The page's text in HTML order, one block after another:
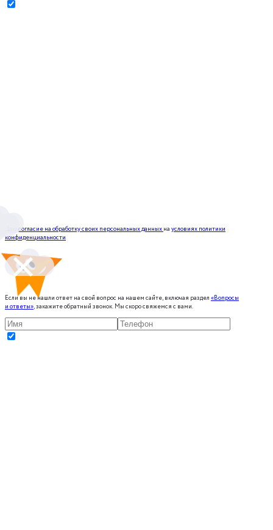
согласие на обработку своих персональных данных на условиях политики
конфиденциальности
Если вы не нашли ответ на свой вопрос на нашем сайте, включая раздел «Вопросы
и ответы», закажите обратный звонок. Мы скоро свяжемся с вами.